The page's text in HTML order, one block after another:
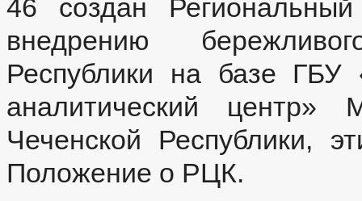
46 создан
внедрению
Республики на базе ГБУ
аналитический центр»
Чеченской Республики,
Положение о РЦК.